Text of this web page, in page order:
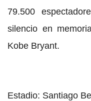
79.500
silencio en
Kobe Bryant.
Estadio: Santiago